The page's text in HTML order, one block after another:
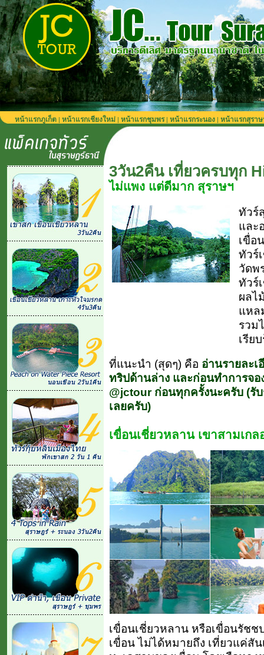
หน้าแรกภูเก็ต | หน้าแรกเชียงใหม่ | หน้าแรกชุมพร| หน้าแรกระนอง | หน้าแรกสุราษ
3วัน2คืน เที่ยวครบทุก
ไม่แพง แต่ดีมาก สุราษฯ
ทัวร์
และ
เขื่อ
ทัวร์
วัดพ
ทัวร์
ผลไ
แหล
รวม
เรีย
ที่แนะนำ (สุดๆ) คือ อ่านรายละ
ทริปด้านล่าง และก่อนทำการจอ
@jctour ก่อนทุกครั้งนะครับ (รั
เลยครับ)
เขื่อนเชี่ยวหลาน เขาสามเก
เขื่อนเชี่ยวหลาน หรือเขื่อนรัช
เขื่อน ไม่ได้หมายถึง เที่ยวแค่สั